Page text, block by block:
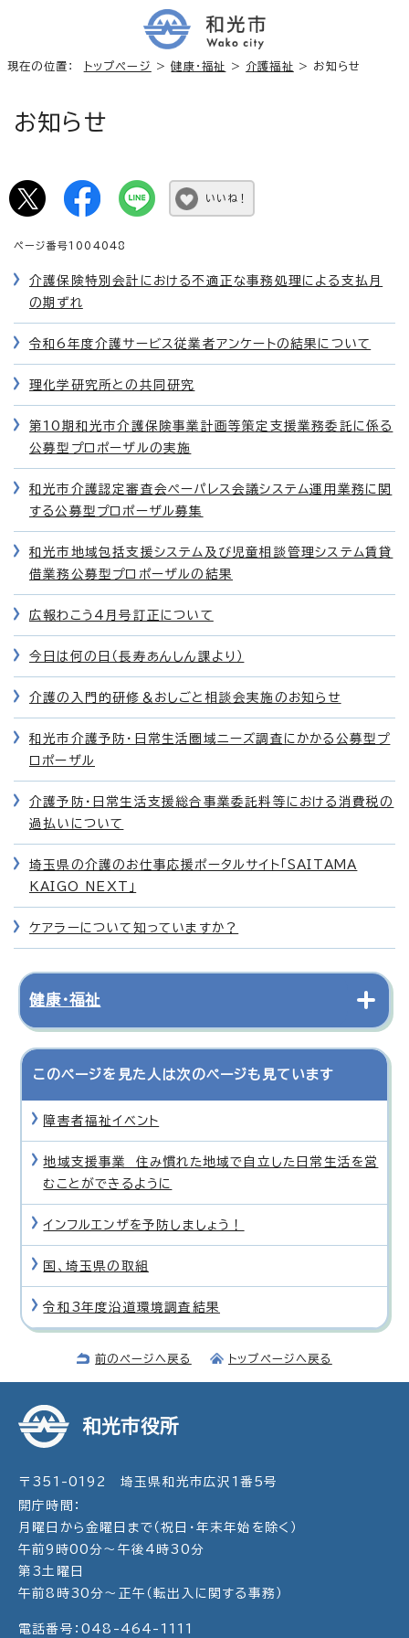
現在の位置： トップページ >健康・福祉 > 介護福祉 > お知らせ
お知らせ
いいね！
ページ番号1004048
介護保険特別会計における不適正な事務処理による支払月
の期ずれ
令和6年度介護サービス従業者アンケートの結果について
理化学研究所との共同研究
第10期和光市介護保険事業計画等策定支援業務委託に係る
公募型プロポーザルの実施
和光市介護認定審査会ペーパレス会議システム運用業務に関
する公募型プロポーザル募集
和光市地域包括支援システム及び児童相談管理システム賃貸
借業務公募型プロポーザルの結果
広報わこう4月号訂正について
今日は何の日（長寿あんしん課より）
介護の入門的研修＆おしごと相談会実施のお知らせ
和光市介護予防・日常生活圏域ニーズ調査にかかる公募型プ
ロポーザル
介護予防・日常生活支援総合事業委託料等における消費税の
過払いについて
埼玉県の介護のお仕事応援ポータルサイト「SAITAMA
KAIGO NEXT」
ケアラーについて知っていますか？
健康・福祉
このページを見た人は次のページも見ています
障害者福祉イベント
地域支援事業 住み慣れた地域で自立した日常生活を営
むことができるように
インフルエンザを予防しましょう！
国、埼玉県の取組
令和3年度沿道環境調査結果
前のページへ戻る トップページへ戻る
和光市役所
〒351-0192 埼玉県和光市広沢1番5号
開庁時間：
月曜日から金曜日まで（祝日・年末年始を除く）
午前9時00分～午後4時30分
第3土曜日
午前8時30分～正午（転出入に関する事務）
電話番号：048-464-1111